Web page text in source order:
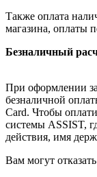
Также оплата
магазина, оплаты
Безналичный
При оформлении
безналичной
Card. Чтобы
системы ASSIST,
действия, имя
Вам могут